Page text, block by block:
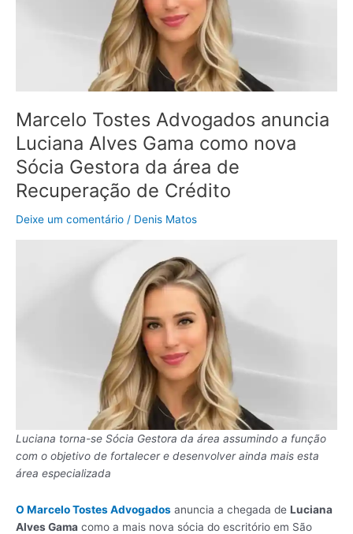
Marcelo Tostes Advogados anuncia
Luciana Alves Gama como nova
Sócia Gestora da área de
Recuperação de Crédito
Deixe um comentário / Denis Matos
Luciana torna-se Sócia Gestora da área assumindo a função
com o objetivo de fortalecer e desenvolver ainda mais esta
área especializada
O Marcelo Tostes Advogados anuncia a chegada de Luciana
Alves Gama como a mais nova sócia do escritório em São
área
de
Recuperação
de
Crédito